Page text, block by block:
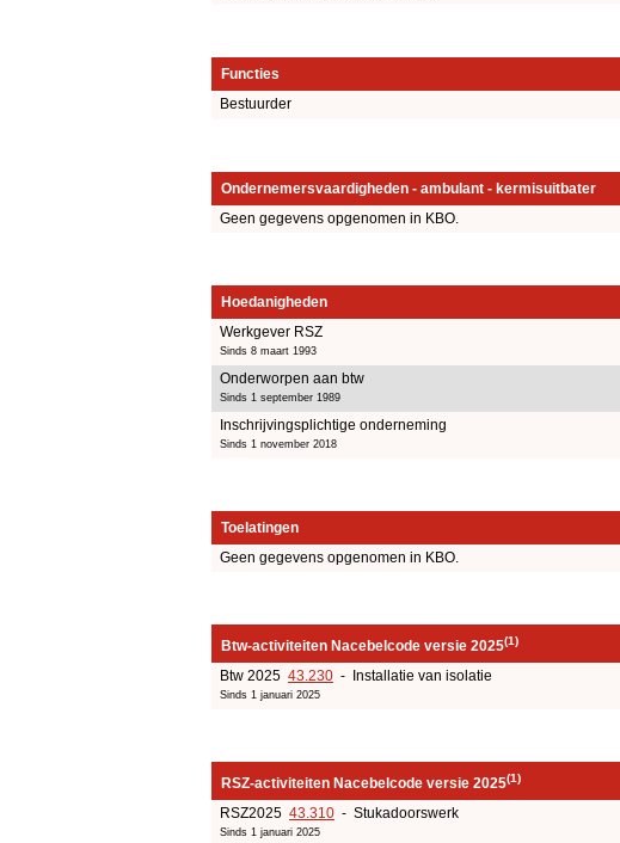
Functies
Bestuurder
Ondernemersvaardigheden - ambulant - kermisuitbater
Geen gegevens opgenomen in KBO.
Hoedanigheden
Werkgever RSZ
Sinds 8 maart 1993
Onderworpen aan btw
Sinds 1 september 1989
Inschrijvingsplichtige onderneming
Sinds 1 november 2018
Toelatingen
Geen gegevens opgenomen in KBO.
Btw-activiteiten Nacebelcode versie 2025(1)
Btw 2025 43.230 - Installatie van isolatie
Sinds 1 januari 2025
RSZ-activiteiten Nacebelcode versie 2025(1)
RSZ2025 43.310 - Stukadoorswerk
Sinds 1 januari 2025